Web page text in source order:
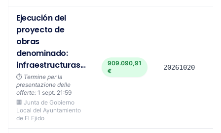
Ejecución del
proyecto de
obras
denominado:
infraestructuras...
⏱️ Termine per la
presentazione delle
offerte: 1 sept. 21:59
🏢 Junta de Gobierno
Local del Ayuntamiento
de El Ejido
909.090,91
€
20261020